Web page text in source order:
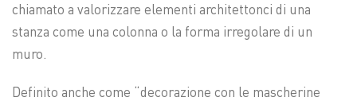
chiamato a valorizzare elementi architettonci di una
stanza come una colonna o la forma irregolare di un
muro.
Definito anche come “decorazione con le mascherine